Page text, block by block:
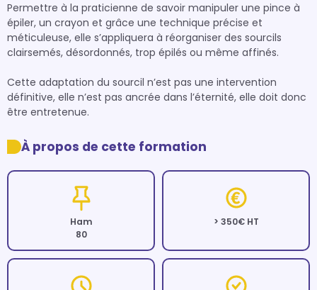
Permettre à la praticienne de savoir manipuler une pince à
épiler, un crayon et grâce une technique précise et
méticuleuse, elle s’appliquera à réorganiser des sourcils
clairsemés, désordonnés, trop épilés ou même affinés.
Cette adaptation du sourcil n’est pas une intervention
définitive, elle n’est pas ancrée dans l’éternité, elle doit donc
être entretenue.
À propos de cette formation
Ham
80
> 350€ HT